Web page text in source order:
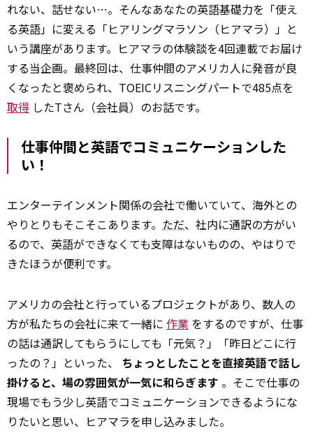
れない、話せない…。そんなあなたの英語基礎力を「使え
る英語」に変える「ヒアリングマラソン（ヒアマラ）」と
いう講座があります。ヒアマラの体験談を4回連載でお届け
する当企画。最終回は、仕事仲間のアメリカ人に発音が良
くなったと褒められ、TOEICリスニングパートで485点を
取得 したTさん（会社員）のお話です。
仕事仲間と英語でコミュニケーションした
い！
エンターテインメント関係の会社で働いていて、海外との
やりとりもそこそこあります。 ただ、社内に通訳の方がい
るので、英語ができなくても支障はないものの、やはりで
きたほうが便利です。
アメリカの会社と行っているプロジェクトがあり、数人の
方が私たちの会社に来て一緒に 作業 をするのですが、仕事
の話は通訳してもらうにしても「元気？」「昨日どこに行
ったの？」といった、 ちょっとしたことを直接英語で話し
掛けると、場の雰囲気が一気に和らぎます 。そこで仕事の
現場でもう少し英語でコミュニケーションできるようにな
りたいと思い、ヒアマラを申し込みました。